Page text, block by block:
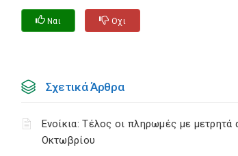
Ναι Οχι
Σχετικά Άρθρα
Ενοίκια: Τέλος οι πληρωμές με μετρητά
Οκτωβρίου